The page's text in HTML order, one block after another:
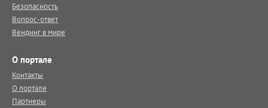
Безопасность
Вопрос-ответ
Вендинг в мире
О портале
Контакты
О портале
Партнеры